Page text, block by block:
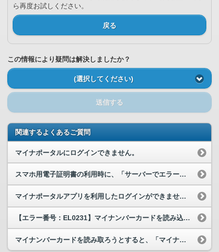
ら再度お試しください。
戻る
この情報により疑問は解決しましたか？
(選択してください)
送信する
関連するよくあるご質問
マイナポータルにログインできません。
スマホ用電子証明書の利用時に、「サーバーでエラーが発生しました」や「ただいまサーバーが混みあっ...
マイナポータルアプリを利用したログインができません。
【エラー番号：EL0231】マイナンバーカードを読み込ませた時に「エラー番号：EL0231」が...
マイナンバーカードを読み取ろうとすると、「マイナポータルアプリが起動できませんでした」と表示さ...